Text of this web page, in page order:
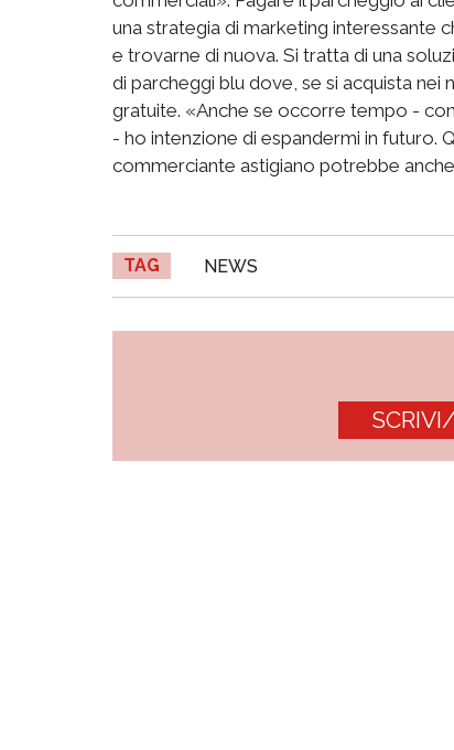
una strategia di marketing interessante
e trovarne di nuova. Si tratta di una
di parcheggi blu dove, se si acquista
gratuite. «Anche se occorre tempo -
- ho intenzione di espandermi in futuro.
commerciante astigiano potrebbe
TAG NEWS